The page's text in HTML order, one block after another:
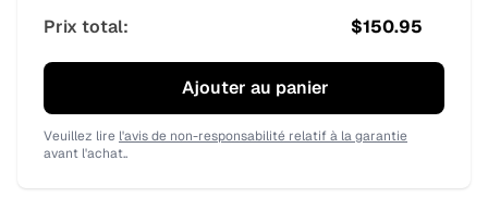
Prix total: $150.95
Ajouter au panier
Veuillez lire l'avis de non-responsabilité relatif à la garantie
avant l'achat..